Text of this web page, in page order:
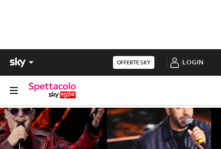
OFFERTE SKY LOGIN